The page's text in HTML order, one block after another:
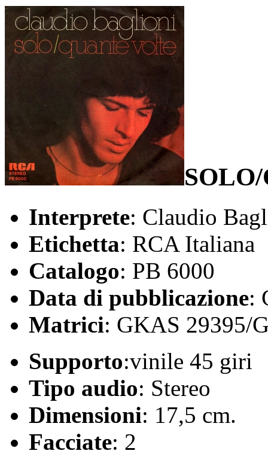
Interprete: Claudio
Etichetta: RCA Italiana
Catalogo: PB 6000
Data di pubblicazione:
Matrici: GKAS 29395/
Supporto:vinile 45 giri
Tipo audio: Stereo
Dimensioni: 17,5 cm.
Facciate: 2